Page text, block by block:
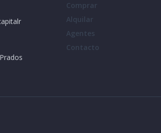
Comprar
Alquilar
Agentes
Contacto